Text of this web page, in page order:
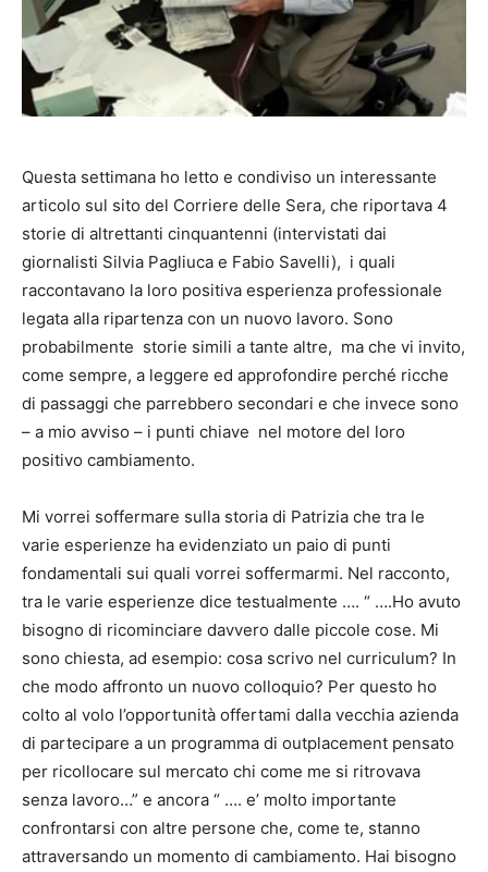
Questa settimana ho letto e condiviso un interessante
articolo sul sito del Corriere delle Sera, che riportava 4
storie di altrettanti cinquantenni (intervistati dai
giornalisti Silvia Pagliuca e Fabio Savelli), i quali
raccontavano la loro positiva esperienza professionale
legata alla ripartenza con un nuovo lavoro. Sono
probabilmente storie simili a tante altre, ma che vi invito,
come sempre, a leggere ed approfondire perché ricche
di passaggi che parrebbero secondari e che invece sono
– a mio avviso – i punti chiave nel motore del loro
positivo cambiamento.
Mi vorrei soffermare sulla storia di Patrizia che tra le
varie esperienze ha evidenziato un paio di punti
fondamentali sui quali vorrei soffermarmi. Nel racconto,
tra le varie esperienze dice testualmente …. “ ….Ho avuto
bisogno di ricominciare davvero dalle piccole cose. Mi
sono chiesta, ad esempio: cosa scrivo nel curriculum? In
che modo affronto un nuovo colloquio? Per questo ho
colto al volo l’opportunità offertami dalla vecchia azienda
di partecipare a un programma di outplacement pensato
per ricollocare sul mercato chi come me si ritrovava
senza lavoro…” e ancora “ …. e’ molto importante
confrontarsi con altre persone che, come te, stanno
attraversando un momento di cambiamento. Hai bisogno